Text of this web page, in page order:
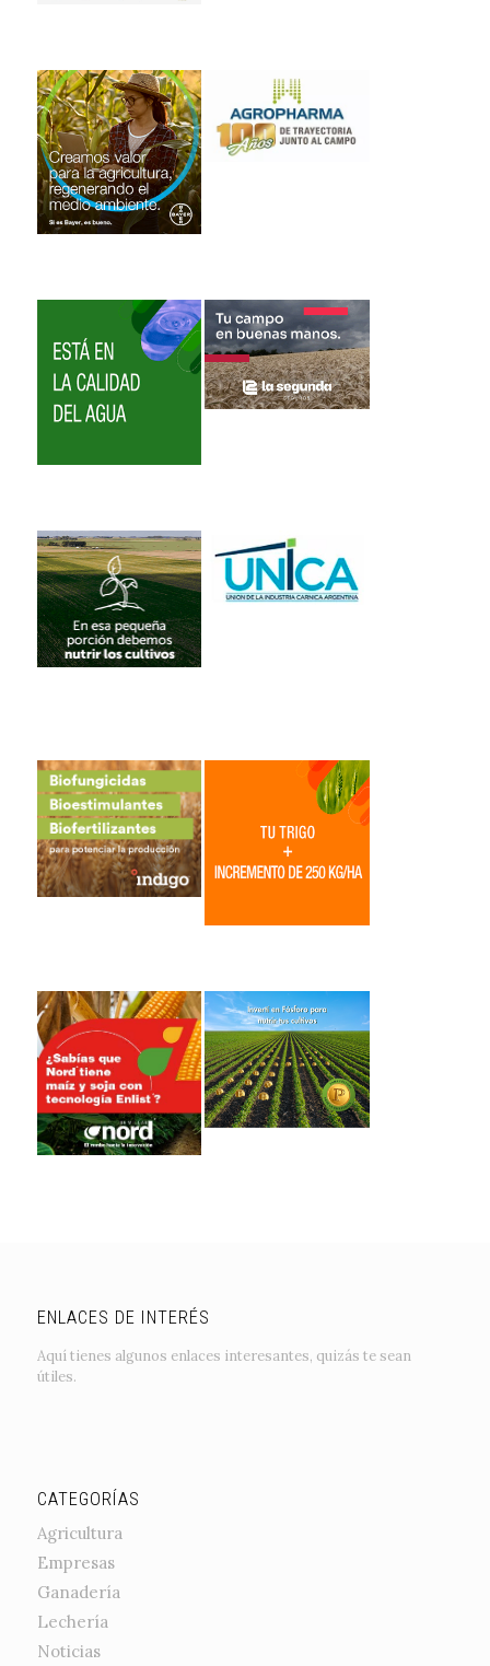
ENLACES DE INTERÉS
Aquí tienes algunos enlaces interesantes, quizás te sean
útiles.
CATEGORÍAS
Agricultura
Empresas
Ganadería
Lechería
Noticias